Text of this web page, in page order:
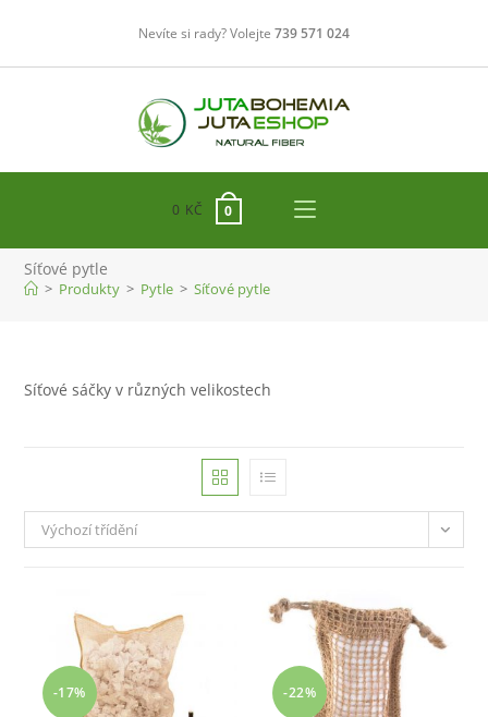
obsahu
Nevíte si rady? Volejte 739 571 024
0 KČ 0
Síťové pytle
> Produkty > Pytle > Síťové pytle
Síťové sáčky v různých velikostech
Výchozí třídění
-17% -22%